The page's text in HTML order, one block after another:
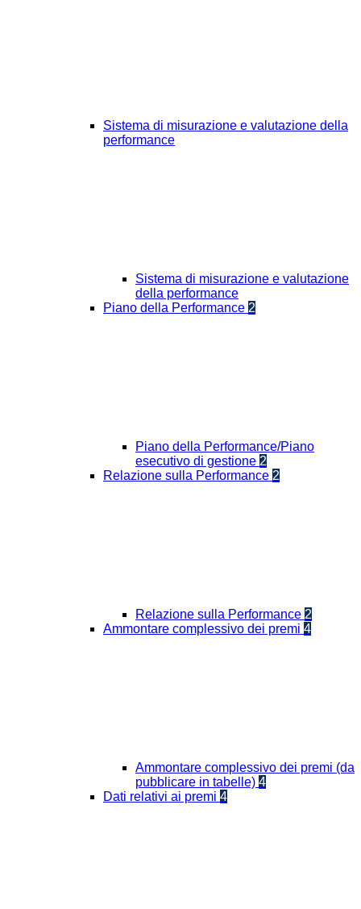
Sistema di misurazione e valutazione della
performance
Sistema di misurazione e valutazione
della performance
Piano della Performance 2
Piano della Performance/Piano
esecutivo di gestione 2
Relazione sulla Performance 2
Relazione sulla Performance 2
Ammontare complessivo dei premi 4
Ammontare complessivo dei premi (da
pubblicare in tabelle) 4
Dati relativi ai premi 4